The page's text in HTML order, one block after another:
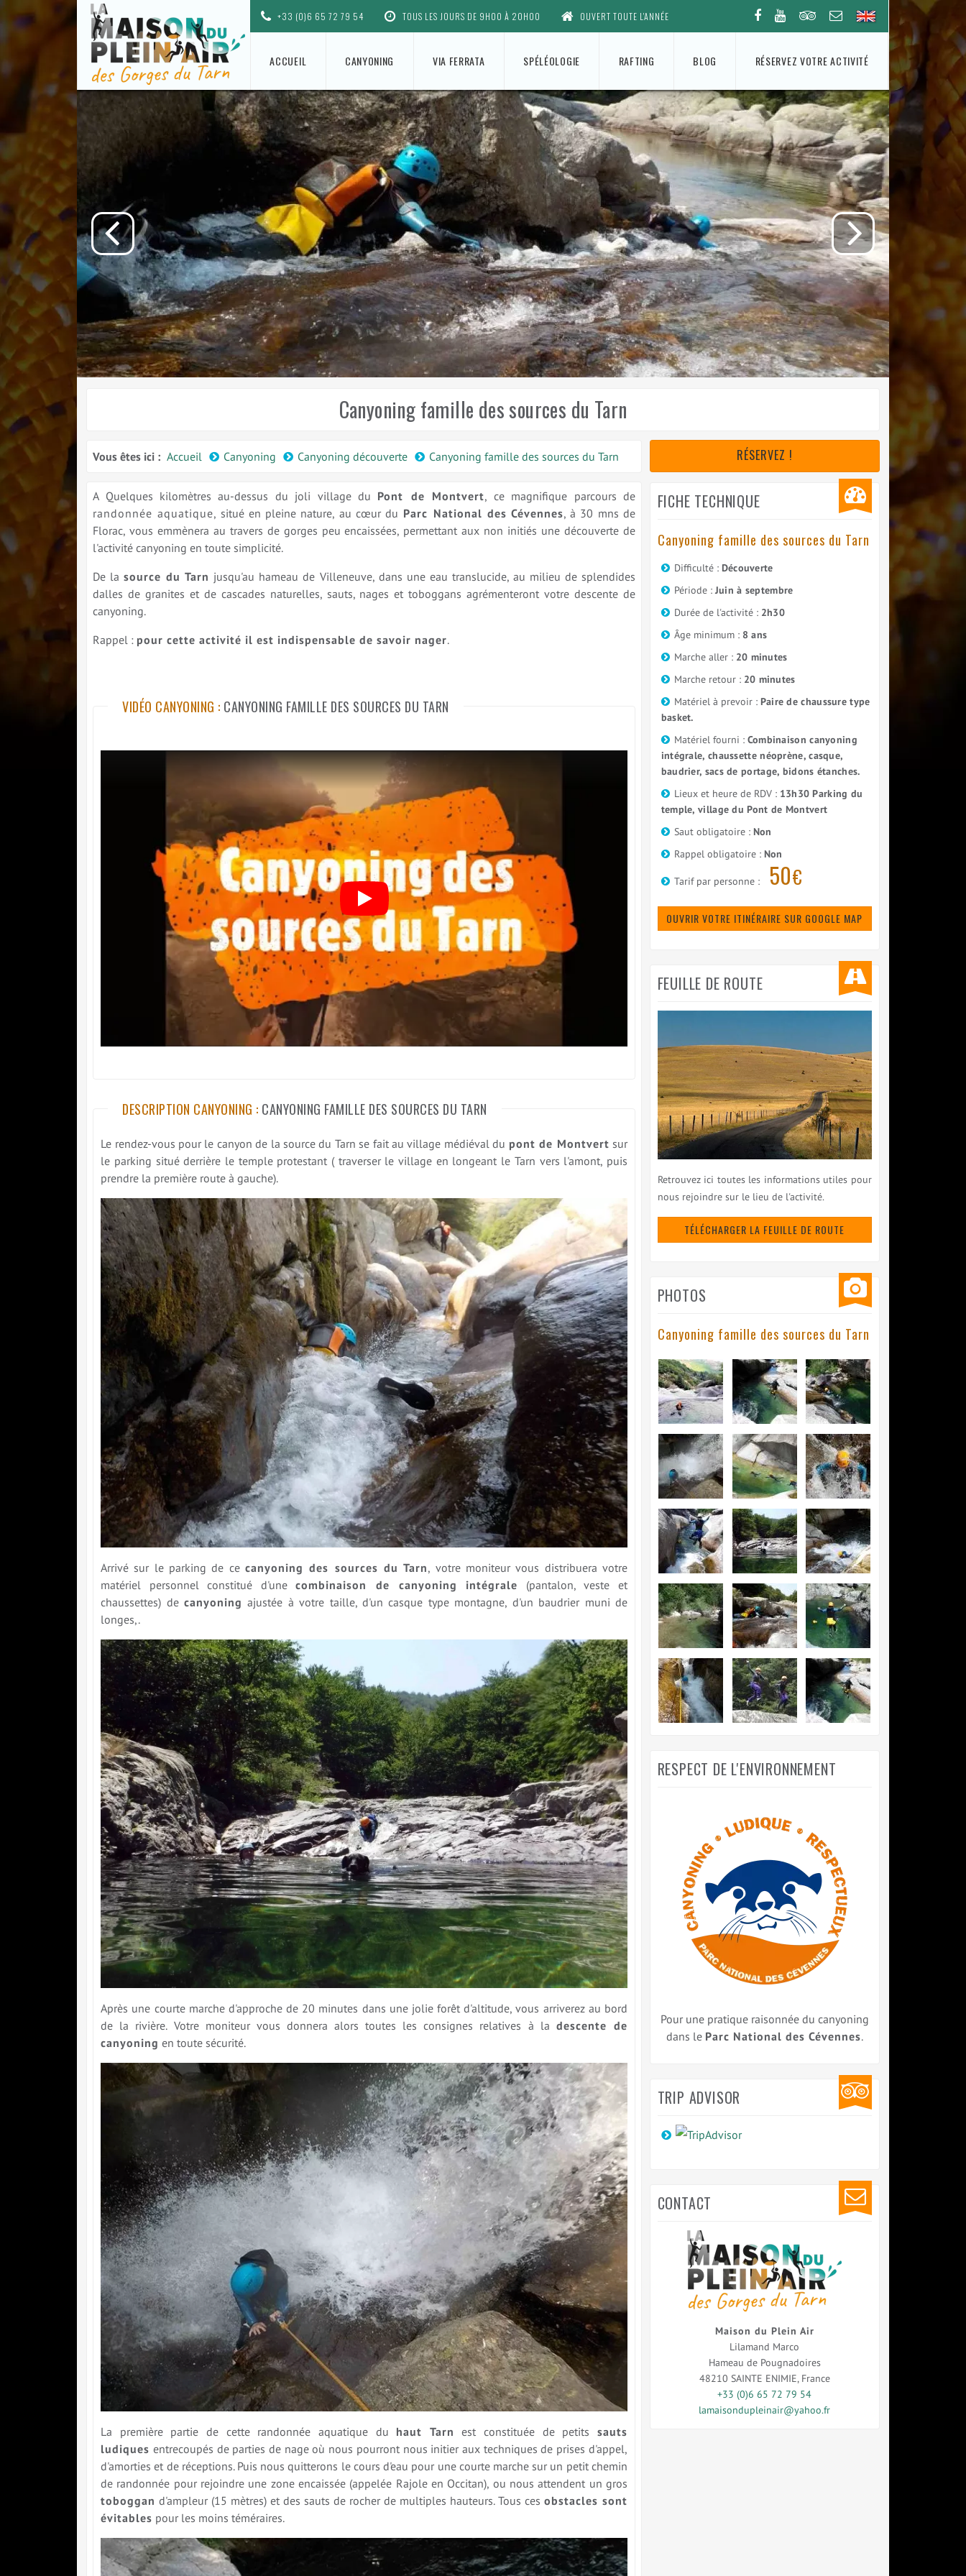
+33 (0)6 65 72 79 54 TOUS LES JOURS DE 9H00 À 20H00 OUVERT TOUTE L'ANNÉE
ACCUEIL CANYONING VIA FERRATA SPÉLÉOLOGIE RAFTING BLOG RÉSERVEZ VOTRE ACTIVITÉ
Canyoning famille des sources du Tarn
Vous êtes ici : Accueil Canyoning Canyoning découverte Canyoning famille des sources du Tarn
A Quelques kilomètres au-dessus du joli village du Pont de Montvert, ce magnifique parcours de
randonnée aquatique, situé en pleine nature, au cœur du Parc National des Cévennes, à 30 mns de
Florac, vous emmènera au travers de gorges peu encaissées, permettant aux non initiés une découverte de
l'activité canyoning en toute simplicité.
De lasource du Tarn jusqu'au hameau de Villeneuve, dans une eau translucide, au milieu de splendides
dalles de granites et de cascades naturelles, sauts, nages et toboggans agrémenteront votre descente de
canyoning.
Rappel : pour cette activité il est indispensable de savoir nager.
VIDÉO CANYONING : CANYONING FAMILLE DES SOURCES DU TARN
DESCRIPTION CANYONING : CANYONING FAMILLE DES SOURCES DU TARN
Le rendez-vous pour le canyon de la source du Tarn se fait au village médiéval du pont de Montvert sur
le parking situé derrière le temple protestant ( traverser le village en longeant le Tarn vers l'amont, puis
prendre la première route à gauche).
Arrivé sur le parking de cecanyoning des sources du Tarn, votre moniteur vous distribuera votre
matériel personnel constitué d'unecombinaison de canyoning intégrale (pantalon, veste et
chaussettes) de canyoning ajustée à votre taille, d'un casque type montagne, d'un baudrier muni de
longes,.
Après une courte marche d'approche de 20 minutes dans une jolie forêt d'altitude, vous arriverez au bord
de la rivière. Votre moniteur vous donnera alors toutes les consignes relatives à la descente de
canyoning en toute sécurité.
La première partie de cette randonnée aquatique du haut Tarn est constituée de petits sauts
ludiques entrecoupés de parties de nage où nous pourront nous initier aux techniques de prises d'appel,
d'amorties et de réceptions. Puis nous quitterons le cours d'eau pour une courte marche sur un petit chemin
de randonnée pour rejoindre une zone encaissée (appelée Rajole en Occitan), ou nous attendent un gros
toboggan d'ampleur (15 mètres) et des sauts de rocher de multiples hauteurs. Tous ces obstacles sont
évitables pour les moins téméraires.
RÉSERVEZ !
FICHE TECHNIQUE
Canyoning famille des sources du Tarn
Difficulté : Découverte
Période :Juin à septembre
Durée de l'activité : 2h30
Âge minimum : 8 ans
Marche aller : 20 minutes
Marche retour : 20 minutes
Matériel à prevoir : Paire de chaussure type
basket.
Matériel fourni : Combinaison canyoning
intégrale, chaussette néoprène, casque,
baudrier, sacs de portage, bidons étanches.
Lieux et heure de RDV : 13h30 Parking du
temple, village du Pont de Montvert
Saut obligatoire : Non
Rappel obligatoire : Non
Tarif par personne : 50€
OUVRIR VOTRE ITINÉRAIRE SUR GOOGLE MAP
FEUILLE DE ROUTE
Retrouvez ici toutes les informations utiles pour
nous rejoindre sur le lieu de l'activité.
TÉLÉCHARGER LA FEUILLE DE ROUTE
PHOTOS
Canyoning famille des sources du Tarn
RESPECT DE L'ENVIRONNEMENT
Pour une pratique raisonnée du canyoning
dans le Parc National des Cévennes.
TRIP ADVISOR
CONTACT
Maison du Plein Air
Lilamand Marco
Hameau de Pougnadoires
48210 SAINTE ENIMIE, France
+33 (0)6 65 72 79 54
lamaisondupleinair@yahoo.fr